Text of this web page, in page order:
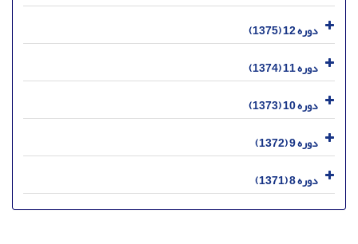
دوره 12 (1375)
دوره 11 (1374)
دوره 10 (1373)
دوره 9 (1372)
دوره 8 (1371)